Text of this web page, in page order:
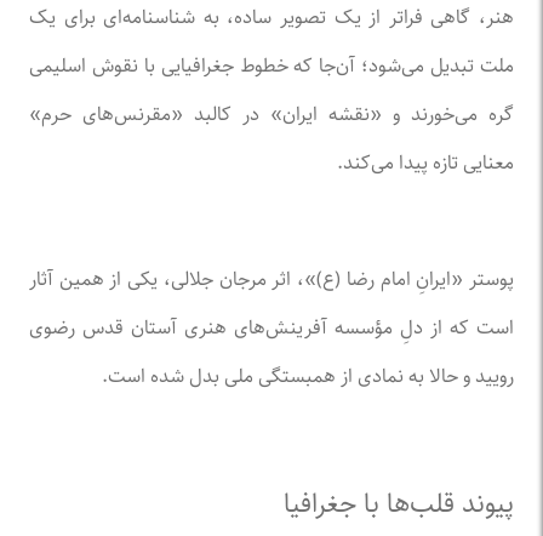
هنر، گاهی فراتر از یک تصویر ساده، به شناسنامه‌ای برای یک
ملت تبدیل می‌شود؛ آن‌جا که خطوط جغرافیایی با نقوش اسلیمی
گره می‌خورند و «نقشه ایران» در کالبد «مقرنس‌های حرم»
معنایی تازه پیدا می‌کند.
پوستر «ایرانِ امام رضا (ع)»، اثر مرجان جلالی، یکی از همین آثار
است که از دلِ مؤسسه آفرینش‌های هنری آستان قدس رضوی
رویید و حالا به نمادی از همبستگی ملی بدل شده است.
پیوند قلب‌ها با جغرافیا